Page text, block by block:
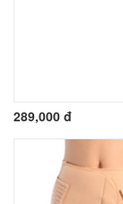
289,000 đ